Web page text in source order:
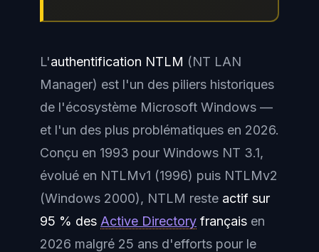
L'authentification NTLM (NT LAN
Manager) est l'un des piliers historiques
de l'écosystème Microsoft Windows —
et l'un des plus problématiques en 2026.
Conçu en 1993 pour Windows NT 3.1,
évolué en NTLMv1 (1996) puis NTLMv2
(Windows 2000), NTLM reste actif sur
95 % des Active Directory français en
2026 malgré 25 ans d'efforts pour le